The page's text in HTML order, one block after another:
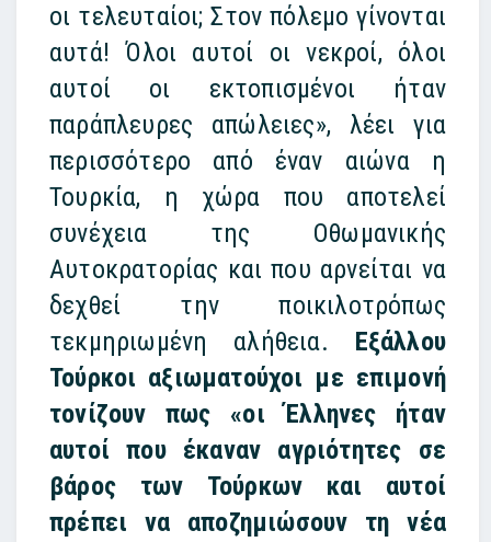
οι τελευταίοι; Στον πόλεμο γίνονται
αυτά! Όλοι αυτοί οι νεκροί, όλοι
αυτοί οι εκτοπισμένοι ήταν
παράπλευρες απώλειες», λέει για
περισσότερο από έναν αιώνα η
Τουρκία, η χώρα που αποτελεί
συνέχεια της Οθωμανικής
Αυτοκρατορίας και που αρνείται να
δεχθεί την ποικιλοτρόπως
τεκμηριωμένη αλήθεια. Εξάλλου
Τούρκοι αξιωματούχοι με επιμονή
τονίζουν πως «οι Έλληνες ήταν
αυτοί που έκαναν αγριότητες σε
βάρος των Τούρκων και αυτοί
πρέπει να αποζημιώσουν τη νέα